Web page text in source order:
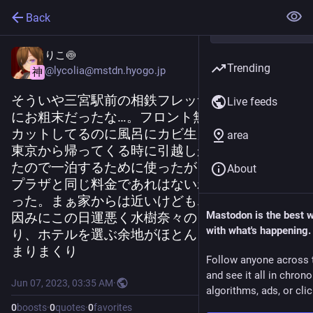
Back
神
りこ🍥
@lycolia@mstdn.hyogo.jp
そういや三宮駅前の相鉄フレッサイン、高い割
にお粗末だったな…。フロント無人化してコスト
カットしてるのに風呂にカビ生えてた。
東京から帰ってくる時に引越しが2日掛かりだっ
たので一泊するために使ったが、ANAクラウン
プラザと同じ料金であれはないわ…という感じだ
った。まぁ家からは近いけども…
因みにこの日運悪く水樹奈々のコンサートがあ
り、ホテルを選ぶ余地がほとんどなかった（埋
まりまくり
Jun 07, 2023, 03:35 AM·
0boosts·0quotes·0favorites
Trending
Live feeds
area
About
Mastodon is the best
with what's happening.
Follow anyone across
and see it all in
algorithms, ads, or